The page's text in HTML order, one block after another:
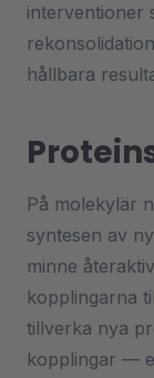
interventioner
hållbara
På molekylär
syntesen av
minne
kopplingarna
tillverka nya
kopplingar —